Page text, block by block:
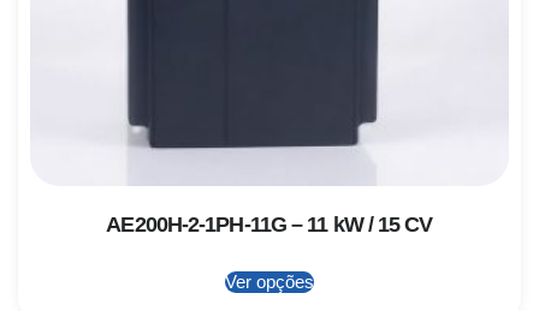
AE200H-2-1PH-11G – 11 kW / 15 CV
Ver opções